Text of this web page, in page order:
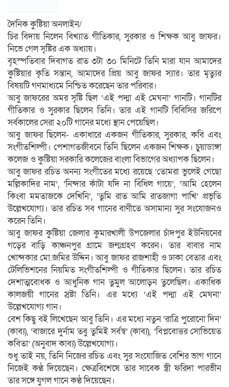
দৈনিক কুষ্টিয়া অনলাইন/
চির বিদায় নিলেন বিখ্যাত গীতিকার, সুরকার ও শিক্ষক আবু জাফর।
নিভে গেল সৃষ্টির এক অধ্যায়।
বৃহস্পতিবার দিবাগত রাত ৩টা ৩০ মিনিটে তিনি মারা যান আমাদের
কুষ্টিয়ার কৃতি সন্তান, আমাদের প্রিয় আবু জাফর স্যার। তার মৃত্যুর
বিষয়টি গণমাধ্যমে নিশ্চিত করেছেন তার পরিবার।
আবু জাফরের অমর সৃষ্টি ছিল ‘এই পদ্মা এই মেঘনা’ গানটি। গানটির
গীতিকার ও সুরকার ছিলেন তিনি। তার এই গানটি বিবিসির জরিপে
সর্বকালের সেরা ২০টি গানের মধ্যে স্থান পেয়েছিল।
আবু জাফর ছিলেন- একাধারে একজন গীতিকার, সুরকার, কবি এবং
সংগীতশিল্পী। পেশাগতজীবনে তিনি ছিলেন একজন শিক্ষক। চুয়াডাঙ্গা
কলেজ ও কুষ্টিয়া সরকারি কলেজের বাংলা বিভাগের অধ্যাপক ছিলেন।
আবু জাফর রচিত অনন্য সংগীতের মধ্যে রয়েছে ‘তোমরা ভুলেই গেছো
মল্লিকাদির নাম’, ‘নিন্দার কাঁটা যদি না বিঁধিল গায়ে’, ‘আমি হেলেন
কিংবা মমতাজকে দেখিনি’, ‘তুমি রাত আমি রাতজাগা পাখি’ প্রভৃতি
উল্লেখযোগ্য। তার রচিত সব গানের বাণীতে অসামান্য সুর সংযোজনও
করেন তিনি।
আবু জাফর কুষ্টিয়া জেলার কুমারখালী উপজেলার চাঁদপুর ইউনিয়নের
গড়ের বাড়ি কাঞ্চনপুর গ্রামে জন্মগ্রহণ করেন। তার বাবার নাম
খোন্দকার মো.জমির উদ্দিন। আবু জাফর রাজশাহী ও ঢাকা বেতার এবং
টেলিভিশনের নিয়মিত সংগীতশিল্পী ও গীতিকার ছিলেন। তার রচিত
দেশাত্মবোধক ও আধুনিক গান তুমুল আলোড়ন তুলেছিল। একাধিক
কালজয়ী গানের স্রষ্টা তিনি। এর মধ্যে ‘এই পদ্মা এই মেঘনা’
উল্লেখযোগ্য গান।
বেশ কিছু বই লিখেছেন আবু তিনি। এর মধ্যে নতুন ‘রাত্রি পুরোনো দিন’
(কাব্য), ‘বাজারে দুর্নাম তবু তুমিই সর্বস্ব’ (কাব্য), ‘বিপ্লবোত্তর সোভিয়েত
কবিতা’ (অনুবাদ কাব্য) উল্লেখযোগ্য।
শুধু তাই নয়, তিনি নিজের রচিত এবং সুর সংযোজিত বেশির ভাগ গানে
নিজেই কণ্ঠ দিয়েছেন। ক্ষেত্রবিশেষে তার সাবেক স্ত্রী ফরিদা পারভীন
তার সঙ্গে যুগল গানে কণ্ঠ দিয়েছেন।